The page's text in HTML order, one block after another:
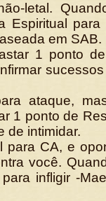
letal.
Espiritual para
em SAB.
1 ponto
ataque,
1 ponto de
de intimidar.
para CA, e
você.
infligir -